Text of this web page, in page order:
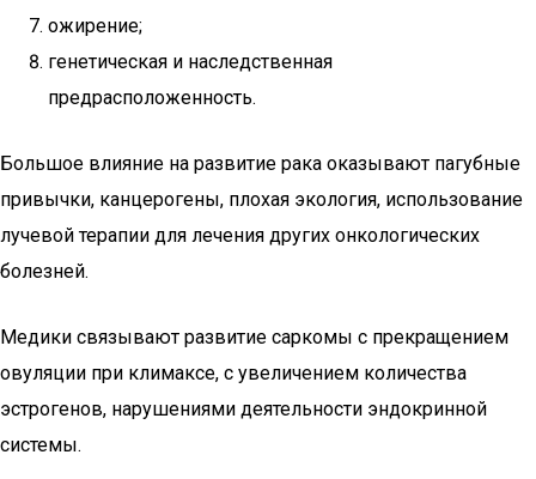
ожирение;
генетическая и наследственная
предрасположенность.
Большое влияние на развитие рака оказывают пагубные
привычки, канцерогены, плохая экология, использование
лучевой терапии для лечения других онкологических
болезней.
Медики связывают развитие саркомы с прекращением
овуляции при климаксе, с увеличением количества
эстрогенов, нарушениями деятельности эндокринной
системы.